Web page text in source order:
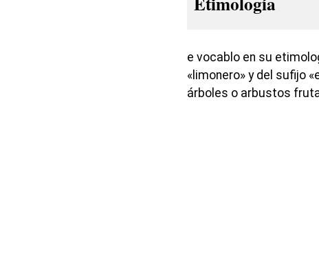
e vocablo en su
«limonero» y del sufijo
árboles o arbustos